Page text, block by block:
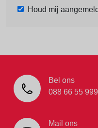
Houd mij aangemeld
Bel ons
088 66 55 999
Mail ons